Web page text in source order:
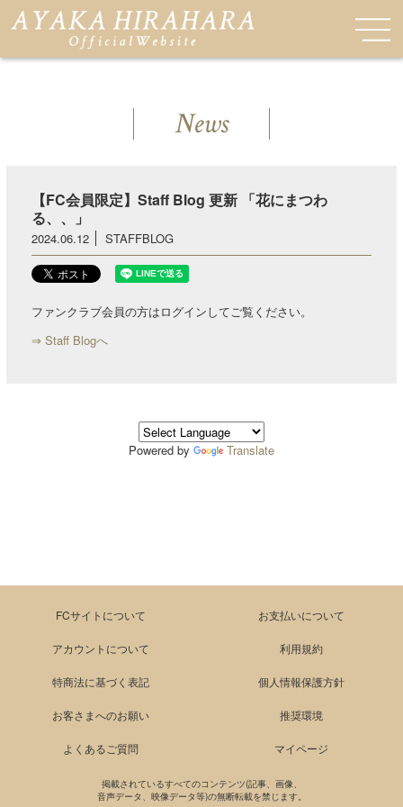
News
【FC会員限定】Staff Blog 更新 「花にまつわ
る、、」
2024.06.12 STAFFBLOG
ファンクラブ会員の方はログインしてご覧ください。
⇒ Staff Blogへ
Powered by Translate
FCサイトについて お支払いについて
アカウントについて 利用規約
特商法に基づく表記 個人情報保護方針
お客さまへのお願い 推奨環境
よくあるご質問 マイページ
掲載されているすべてのコンテンツ(記事、画像、
音声データ、映像データ等)の無断転載を禁じます。